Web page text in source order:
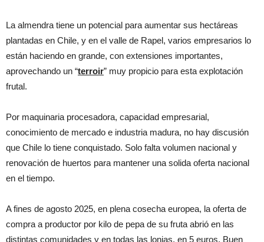
La almendra tiene un potencial para aumentar sus hectáreas
plantadas en Chile, y en el valle de Rapel, varios empresarios lo
están haciendo en grande, con extensiones importantes,
aprovechando un “terroir” muy propicio para esta explotación
frutal.
Por maquinaria procesadora, capacidad empresarial,
conocimiento de mercado e industria madura, no hay discusión
que Chile lo tiene conquistado. Solo falta volumen nacional y
renovación de huertos para mantener una solida oferta nacional
en el tiempo.
A fines de agosto 2025, en plena cosecha europea, la oferta de
compra a productor por kilo de pepa de su fruta abrió en las
distintas comunidades y en todas las lonjas, en 5 euros. Buen